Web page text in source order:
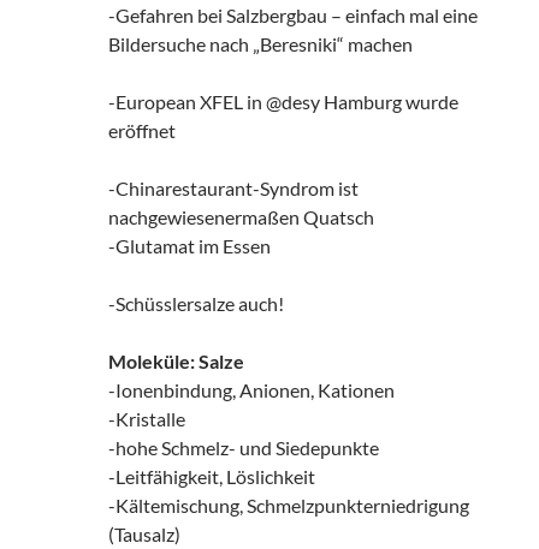
-Gefahren bei Salzbergbau – einfach mal eine
Bildersuche nach „Beresniki“ machen
-European XFEL in @desy Hamburg wurde
eröffnet
-Chinarestaurant-Syndrom ist
nachgewiesenermaßen Quatsch
-Glutamat im Essen
-Schüsslersalze auch!
Moleküle: Salze
-Ionenbindung, Anionen, Kationen
-Kristalle
-hohe Schmelz- und Siedepunkte
-Leitfähigkeit, Löslichkeit
-Kältemischung, Schmelzpunkterniedrigung
(Tausalz)